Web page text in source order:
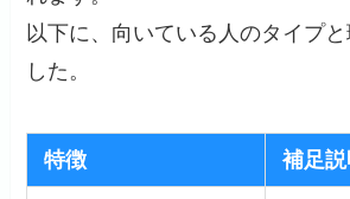
以下に、向いている人のタイプ
した。
特徴 補足説